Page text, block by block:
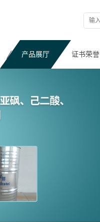
产品展厅 证书荣誉